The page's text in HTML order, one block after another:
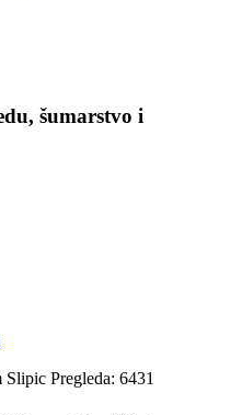
šumarstvo i
Slipic Pregleda: 6431